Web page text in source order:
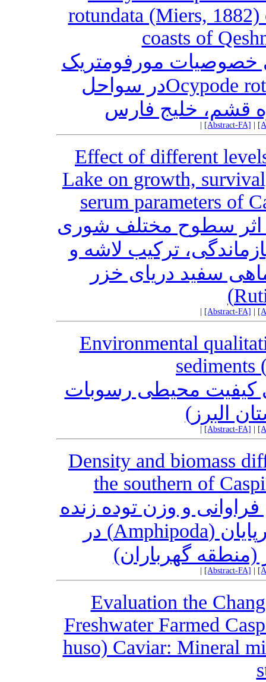
rotundata (Miers, 1882)
coasts of
خصوصیات مورفومتریک
خرچنگ Ocypode rotundata (Miers, 1882)در سواحل
قشم، خلیج فارس
[Abstract-FA]
Effect of different
Lake on growth,
serum parameters of
اثر سطوح مختلف شوری
ترکیب لاشه و
سفید دریای خزر
[Abstract-FA]
Environmental
sediments
کیفیت محیطی رسوبات
البرز)
[Abstract-FA]
Density and biomass
the southern of
و وزن توده زنده
گونه‌های مختلف راسته دوجورپایان (Amphipoda) در
گهرباران)
[Abstract-FA]
Evaluation the
Freshwater Farmed
huso) Caviar: Mineral